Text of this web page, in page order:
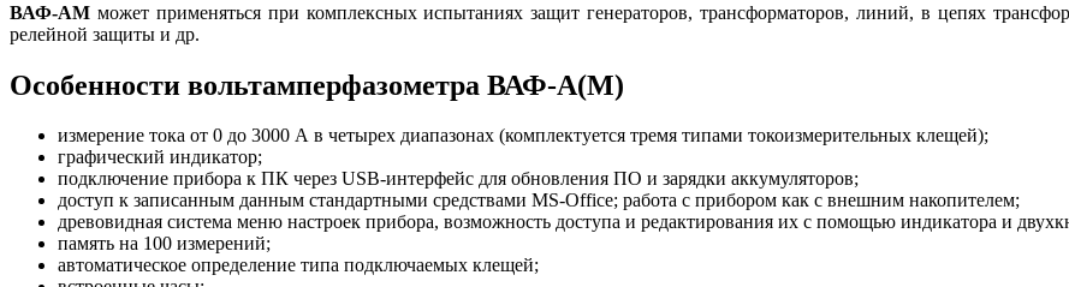
ВАФ-АМ может применяться при комплексных испытаниях защит генераторов, трансформаторов, линий, в цепях
релейной защиты и др.
Особенности вольтамперфазометра ВАФ-А(М)
измерение тока от 0 до 3000 А в четырех диапазонах (комплектуется тремя типами токоизмерительных клещей);
графический индикатор;
подключение прибора к ПК через USB-интерфейс для обновления ПО и зарядки аккумуляторов;
доступ к записанным данным стандартными средствами MS-Office; работа с прибором как с внешним накопителем;
древовидная система меню настроек прибора, возможность доступа и редактирования их с помощью индикатора и
память на 100 измерений;
автоматическое определение типа подключаемых клещей;